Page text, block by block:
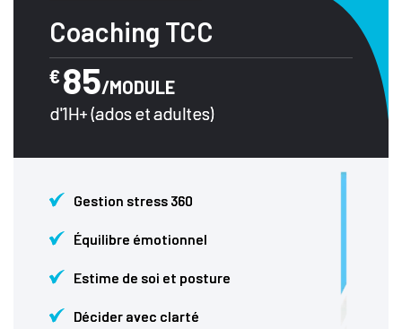
Coaching TCC
€85/MODULE
d'1H+ (ados et adultes)
Gestion stress 360
Équilibre émotionnel
Estime de soi et posture
Décider avec clarté